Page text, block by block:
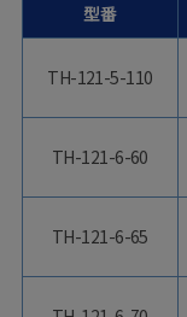
型番
TH-121-5-110
TH-121-6-60
TH-121-6-65